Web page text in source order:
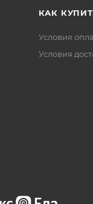
КАК
Условия
Условия